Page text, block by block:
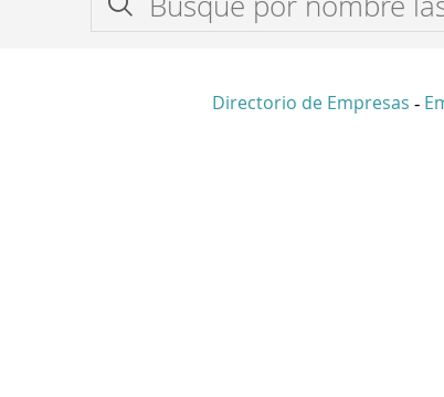
Directorio de Empresas -